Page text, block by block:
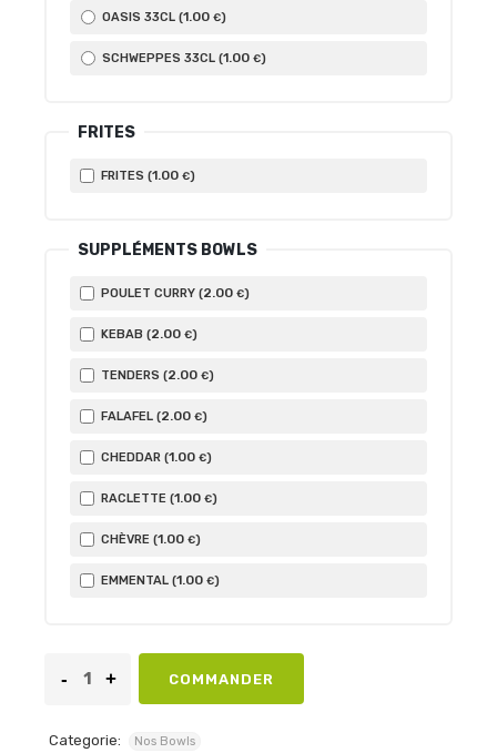
OASIS 33CL (1.00 €)
SCHWEPPES 33CL (1.00 €)
FRITES
FRITES (1.00 €)
SUPPLÉMENTS BOWLS
POULET CURRY (2.00 €)
KEBAB (2.00 €)
TENDERS (2.00 €)
FALAFEL (2.00 €)
CHEDDAR (1.00 €)
RACLETTE (1.00 €)
CHÈVRE (1.00 €)
EMMENTAL (1.00 €)
COMMANDER
Categorie: Nos Bowls